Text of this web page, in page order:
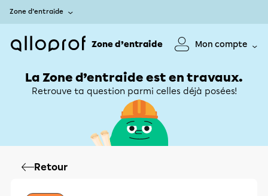
Zone d’entraide
Zone d’entraide Mon compte
La Zone d’entraide est en travaux.
Retrouve ta question parmi celles déjà posées!
Retour